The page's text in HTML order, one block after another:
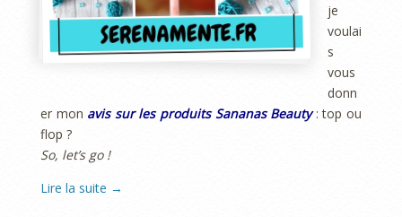
je
voulai
s
vous
donn
er mon avis sur les produits Sananas Beauty : top ou
flop ?
So, let’s go !
Lire la suite →